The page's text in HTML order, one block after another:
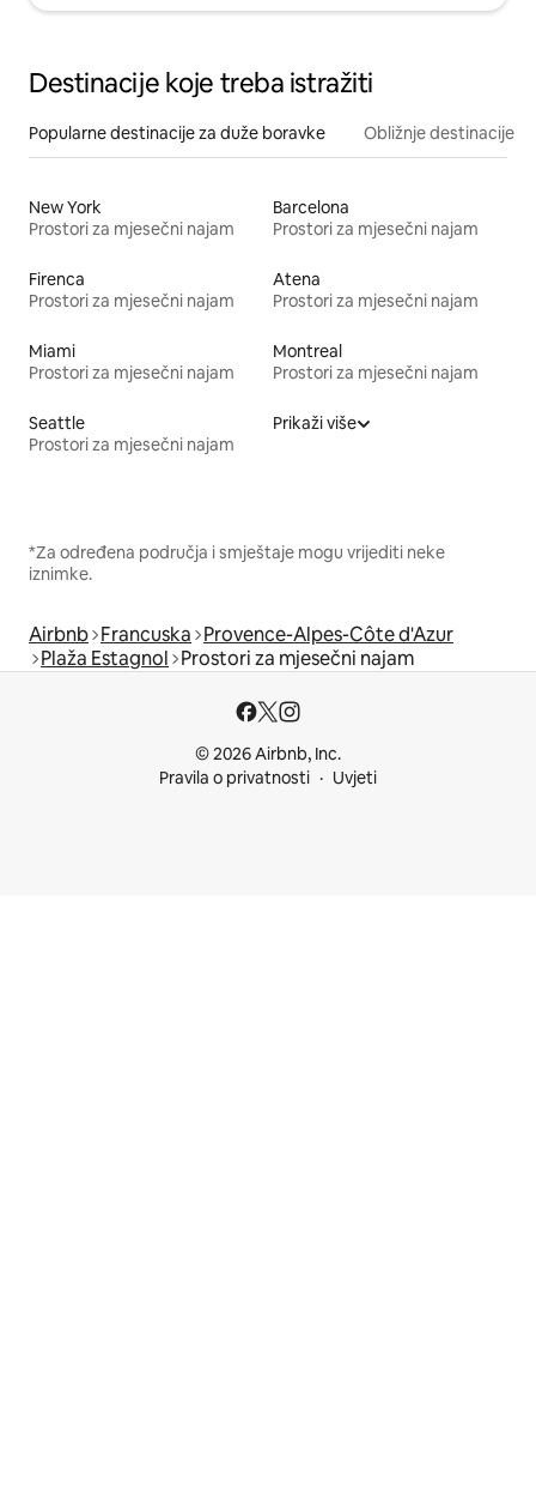
Destinacije koje treba istražiti
Popularne destinacije za duže boravke Obližnje destinacije
New York
Prostori za mjesečni najam
Barcelona
Prostori za mjesečni najam
Firenca
Prostori za mjesečni najam
Atena
Prostori za mjesečni najam
Miami
Prostori za mjesečni najam
Montreal
Prostori za mjesečni najam
Seattle
Prostori za mjesečni najam
Prikaži više
*Za određena područja i smještaje mogu vrijediti neke
iznimke.
Airbnb Francuska Provence-Alpes-Côte d'Azur
Plaža Estagnol Prostori za mjesečni najam
© 2026 Airbnb, Inc.
Pravila o privatnosti
Uvjeti